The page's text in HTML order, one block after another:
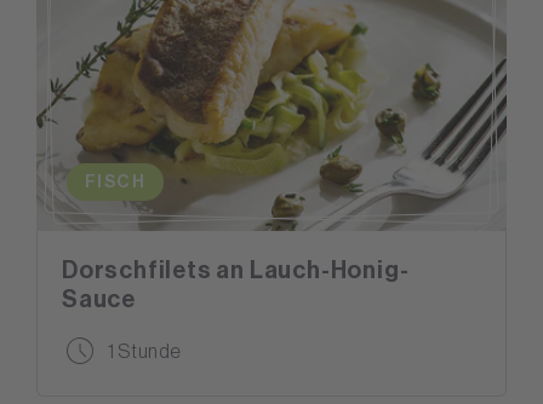
FISCH
Dorschfilets an Lauch-Honig-
Sauce
1 Stunde